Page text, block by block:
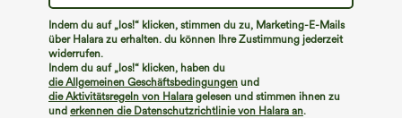
Indem du auf „los!“ klicken, stimmen du zu, Marketing-E-Mails
über Halara zu erhalten. du können Ihre Zustimmung jederzeit
widerrufen.
Indem du auf „los!“ klicken, haben du
die Allgemeinen Geschäftsbedingungen und
die Aktivitätsregeln von Halara gelesen und stimmen ihnen zu
und erkennen die Datenschutzrichtlinie von Halara an.